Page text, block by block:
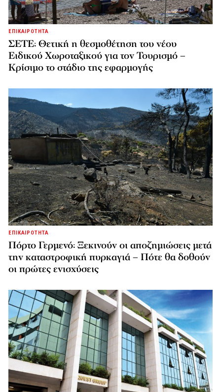
ΕΠΙΚΑΙΡΟΤΗΤΑ
ΣΕΤΕ: Θετική η θεσμοθέτηση του νέου
Ειδικού Χωροταξικού για τον Τουρισμό –
Κρίσιμο το στάδιο της εφαρμογής
ΕΠΙΚΑΙΡΟΤΗΤΑ
Πόρτο Γερμενό: Ξεκινούν οι αποζημιώσεις μετά
την καταστροφική πυρκαγιά – Πότε θα δοθούν
οι πρώτες ενισχύσεις